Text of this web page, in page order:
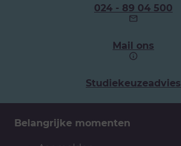
Ons
telefoonnummer:
024 - 89 04 500
Mail ons
Studiekeuzeadvies
Belangrijke momenten